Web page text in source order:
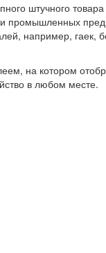
штучного
промышленных
например, гаек,
на котором
в любом месте.